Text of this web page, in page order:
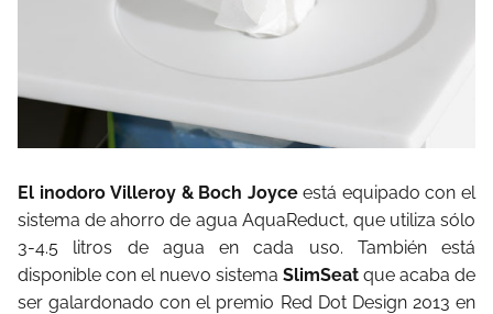
El inodoro Villeroy & Boch Joyceestá equipado con el
sistema de ahorro de agua AquaReduct, que utiliza sólo
3-4.5 litros de agua en cada uso. También está
disponible con el nuevo sistema SlimSeat que acaba de
ser galardonado con el premio Red Dot Design 2013 en